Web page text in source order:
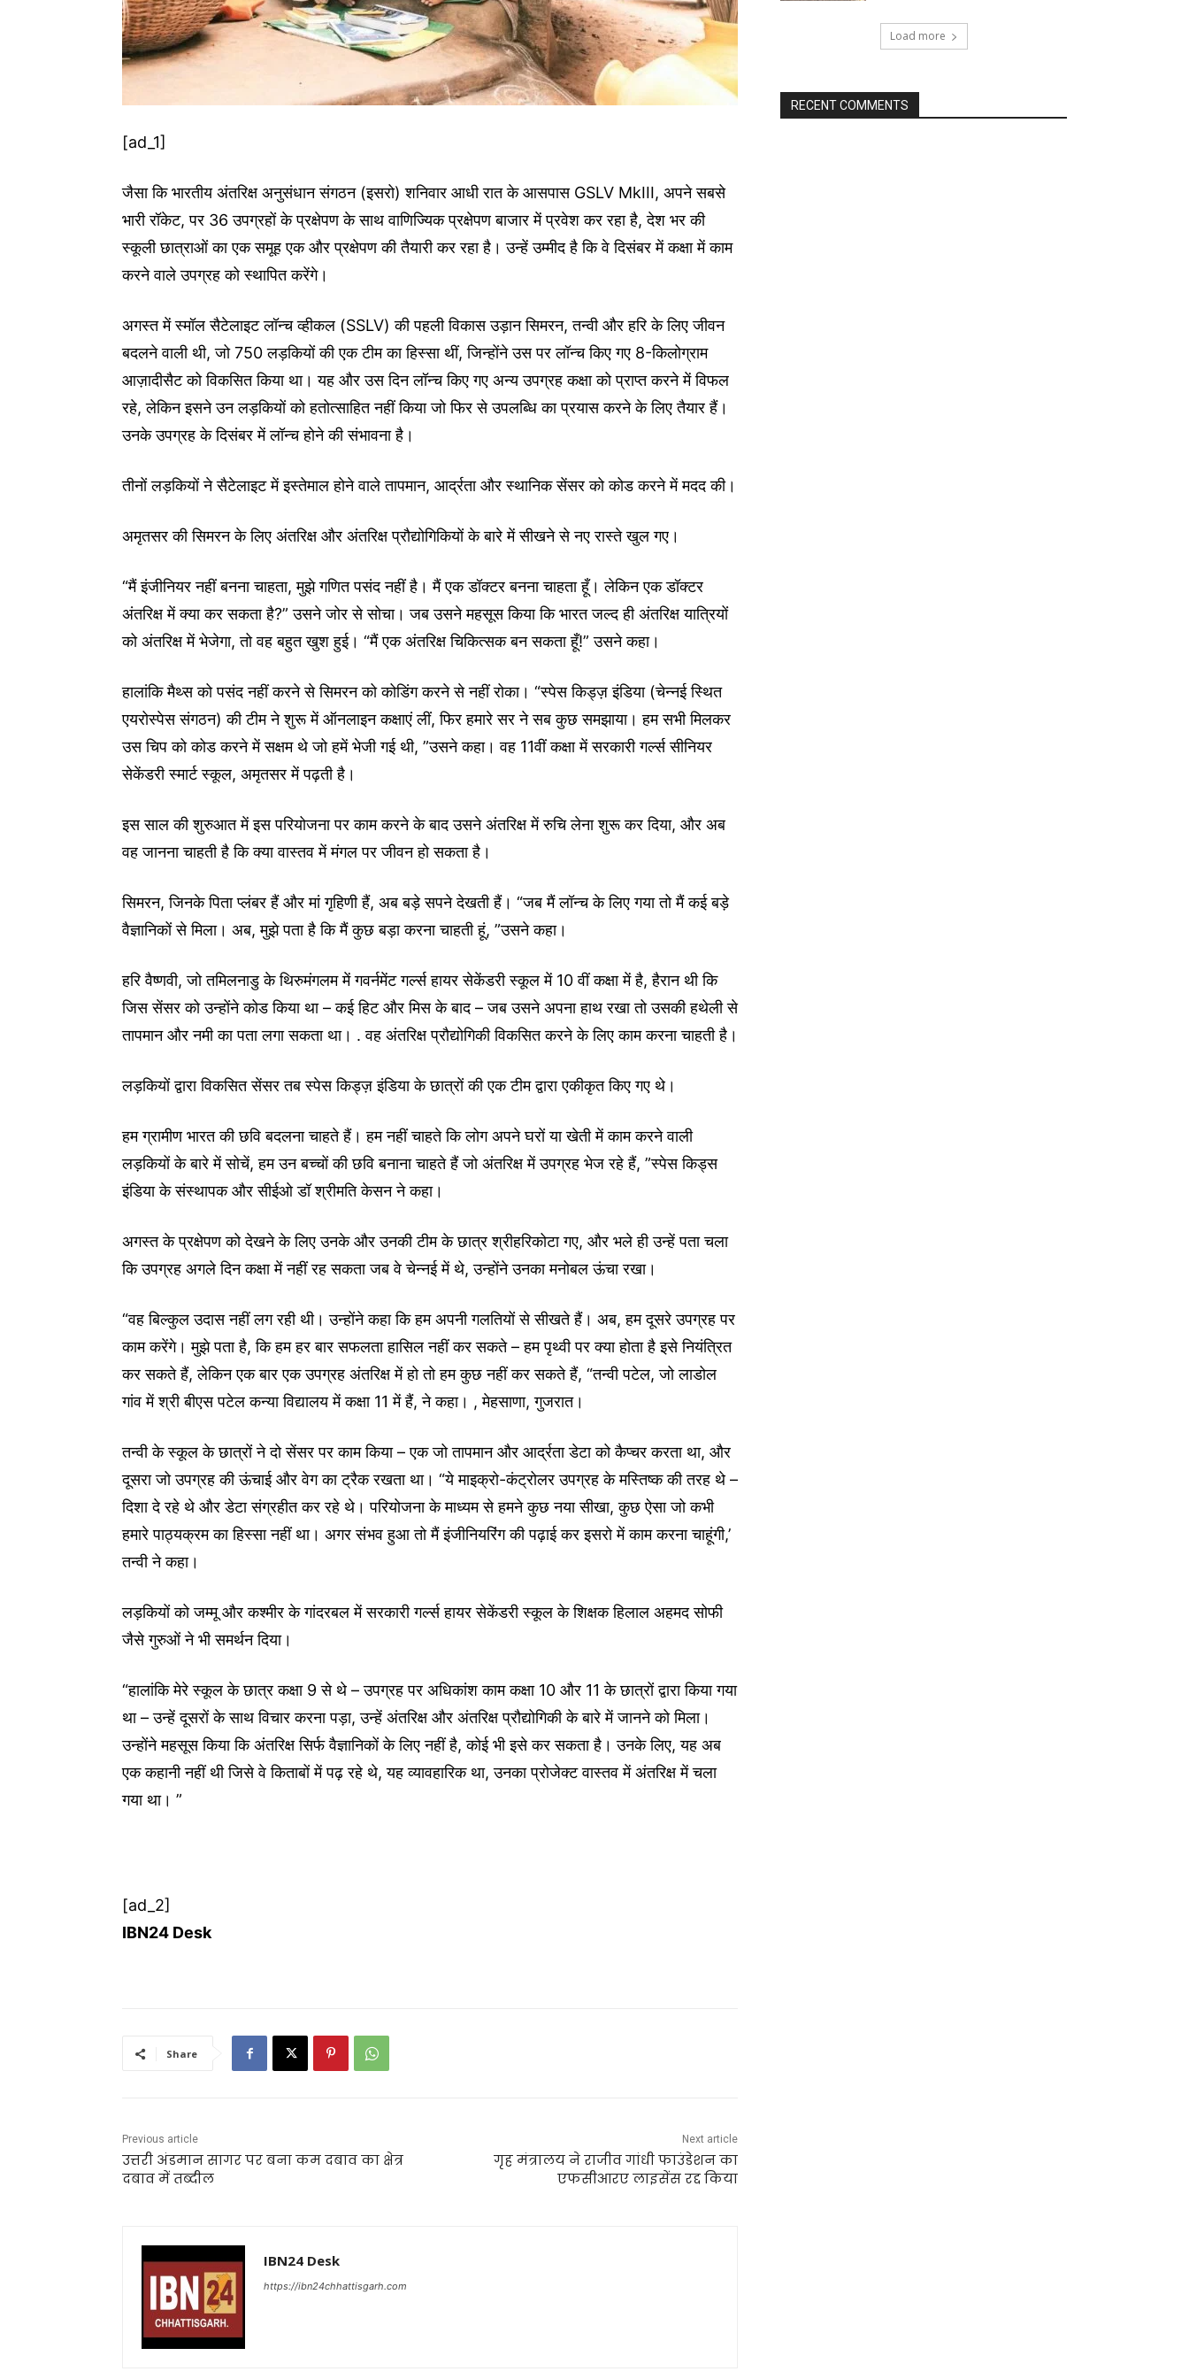
[ad_1]
जैसा कि भारतीय अंतरिक्ष अनुसंधान संगठन (इसरो) शनिवार आधी रात के आसपास GSLV MkIII, अपने सबसे
भारी रॉकेट, पर 36 उपग्रहों के प्रक्षेपण के साथ वाणिज्यिक प्रक्षेपण बाजार में प्रवेश कर रहा है, देश भर की
स्कूली छात्राओं का एक समूह एक और प्रक्षेपण की तैयारी कर रहा है। उन्हें उम्मीद है कि वे दिसंबर में कक्षा में काम
करने वाले उपग्रह को स्थापित करेंगे।
अगस्त में स्मॉल सैटेलाइट लॉन्च व्हीकल (SSLV) की पहली विकास उड़ान सिमरन, तन्वी और हरि के लिए जीवन
बदलने वाली थी, जो 750 लड़कियों की एक टीम का हिस्सा थीं, जिन्होंने उस पर लॉन्च किए गए 8-किलोग्राम
आज़ादीसैट को विकसित किया था। यह और उस दिन लॉन्च किए गए अन्य उपग्रह कक्षा को प्राप्त करने में विफल
रहे, लेकिन इसने उन लड़कियों को हतोत्साहित नहीं किया जो फिर से उपलब्धि का प्रयास करने के लिए तैयार हैं।
उनके उपग्रह के दिसंबर में लॉन्च होने की संभावना है।
तीनों लड़कियों ने सैटेलाइट में इस्तेमाल होने वाले तापमान, आर्द्रता और स्थानिक सेंसर को कोड करने में मदद की।
अमृतसर की सिमरन के लिए अंतरिक्ष और अंतरिक्ष प्रौद्योगिकियों के बारे में सीखने से नए रास्ते खुल गए।
“मैं इंजीनियर नहीं बनना चाहता, मुझे गणित पसंद नहीं है। मैं एक डॉक्टर बनना चाहता हूँ। लेकिन एक डॉक्टर
अंतरिक्ष में क्या कर सकता है?” उसने जोर से सोचा। जब उसने महसूस किया कि भारत जल्द ही अंतरिक्ष यात्रियों
को अंतरिक्ष में भेजेगा, तो वह बहुत खुश हुई। “मैं एक अंतरिक्ष चिकित्सक बन सकता हूँ!” उसने कहा।
हालांकि मैथ्स को पसंद नहीं करने से सिमरन को कोडिंग करने से नहीं रोका। “स्पेस किड्ज़ इंडिया (चेन्नई स्थित
एयरोस्पेस संगठन) की टीम ने शुरू में ऑनलाइन कक्षाएं लीं, फिर हमारे सर ने सब कुछ समझाया। हम सभी मिलकर
उस चिप को कोड करने में सक्षम थे जो हमें भेजी गई थी, ”उसने कहा। वह 11वीं कक्षा में सरकारी गर्ल्स सीनियर
सेकेंडरी स्मार्ट स्कूल, अमृतसर में पढ़ती है।
इस साल की शुरुआत में इस परियोजना पर काम करने के बाद उसने अंतरिक्ष में रुचि लेना शुरू कर दिया, और अब
वह जानना चाहती है कि क्या वास्तव में मंगल पर जीवन हो सकता है।
सिमरन, जिनके पिता प्लंबर हैं और मां गृहिणी हैं, अब बड़े सपने देखती हैं। “जब मैं लॉन्च के लिए गया तो मैं कई बड़े
वैज्ञानिकों से मिला। अब, मुझे पता है कि मैं कुछ बड़ा करना चाहती हूं, ”उसने कहा।
हरि वैष्णवी, जो तमिलनाडु के थिरुमंगलम में गवर्नमेंट गर्ल्स हायर सेकेंडरी स्कूल में 10 वीं कक्षा में है, हैरान थी कि
जिस सेंसर को उन्होंने कोड किया था – कई हिट और मिस के बाद – जब उसने अपना हाथ रखा तो उसकी हथेली से
तापमान और नमी का पता लगा सकता था। . वह अंतरिक्ष प्रौद्योगिकी विकसित करने के लिए काम करना चाहती है।
लड़कियों द्वारा विकसित सेंसर तब स्पेस किड्ज़ इंडिया के छात्रों की एक टीम द्वारा एकीकृत किए गए थे।
हम ग्रामीण भारत की छवि बदलना चाहते हैं। हम नहीं चाहते कि लोग अपने घरों या खेती में काम करने वाली
लड़कियों के बारे में सोचें, हम उन बच्चों की छवि बनाना चाहते हैं जो अंतरिक्ष में उपग्रह भेज रहे हैं, ”स्पेस किड्स
इंडिया के संस्थापक और सीईओ डॉ श्रीमति केसन ने कहा।
अगस्त के प्रक्षेपण को देखने के लिए उनके और उनकी टीम के छात्र श्रीहरिकोटा गए, और भले ही उन्हें पता चला
कि उपग्रह अगले दिन कक्षा में नहीं रह सकता जब वे चेन्नई में थे, उन्होंने उनका मनोबल ऊंचा रखा।
“वह बिल्कुल उदास नहीं लग रही थी। उन्होंने कहा कि हम अपनी गलतियों से सीखते हैं। अब, हम दूसरे उपग्रह पर
काम करेंगे। मुझे पता है, कि हम हर बार सफलता हासिल नहीं कर सकते – हम पृथ्वी पर क्या होता है इसे नियंत्रित
कर सकते हैं, लेकिन एक बार एक उपग्रह अंतरिक्ष में हो तो हम कुछ नहीं कर सकते हैं, “तन्वी पटेल, जो लाडोल
गांव में श्री बीएस पटेल कन्या विद्यालय में कक्षा 11 में हैं, ने कहा। , मेहसाणा, गुजरात।
तन्वी के स्कूल के छात्रों ने दो सेंसर पर काम किया – एक जो तापमान और आर्द्रता डेटा को कैप्चर करता था, और
दूसरा जो उपग्रह की ऊंचाई और वेग का ट्रैक रखता था। “ये माइक्रो-कंट्रोलर उपग्रह के मस्तिष्क की तरह थे –
दिशा दे रहे थे और डेटा संग्रहीत कर रहे थे। परियोजना के माध्यम से हमने कुछ नया सीखा, कुछ ऐसा जो कभी
हमारे पाठ्यक्रम का हिस्सा नहीं था। अगर संभव हुआ तो मैं इंजीनियरिंग की पढ़ाई कर इसरो में काम करना चाहूंगी,’
तन्वी ने कहा।
लड़कियों को जम्मू और कश्मीर के गांदरबल में सरकारी गर्ल्स हायर सेकेंडरी स्कूल के शिक्षक हिलाल अहमद सोफी
जैसे गुरुओं ने भी समर्थन दिया।
“हालांकि मेरे स्कूल के छात्र कक्षा 9 से थे – उपग्रह पर अधिकांश काम कक्षा 10 और 11 के छात्रों द्वारा किया गया
था – उन्हें दूसरों के साथ विचार करना पड़ा, उन्हें अंतरिक्ष और अंतरिक्ष प्रौद्योगिकी के बारे में जानने को मिला।
उन्होंने महसूस किया कि अंतरिक्ष सिर्फ वैज्ञानिकों के लिए नहीं है, कोई भी इसे कर सकता है। उनके लिए, यह अब
एक कहानी नहीं थी जिसे वे किताबों में पढ़ रहे थे, यह व्यावहारिक था, उनका प्रोजेक्ट वास्तव में अंतरिक्ष में चला
गया था। ”
[ad_2]
IBN24 Desk
Share
Previous article
उत्तरी अंडमान सागर पर बना कम दबाव का क्षेत्र
दबाव में तब्दील
Next article
गृह मंत्रालय ने राजीव गांधी फाउंडेशन का
एफसीआरए लाइसेंस रद्द किया
IBN24 Desk
https://ibn24chhattisgarh.com
Load more
RECENT COMMENTS